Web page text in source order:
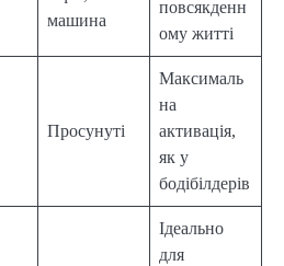
машина
повсякденн
ому житті
Просунуті
Максималь
на
активація,
як у
бодібілдерів
Ідеально
для